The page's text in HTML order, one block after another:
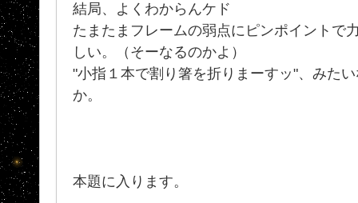
結局、よくわからんケド
たまたまフレームの弱点にピンポイント
しい。（そーなるのかよ）
"小指１本で割り箸を折りまーすッ"、みた
か。
本題に入ります。